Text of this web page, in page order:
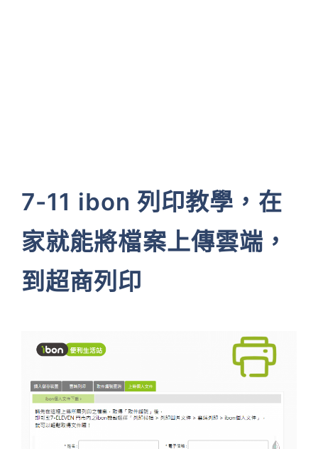
7-11 ibon 列印教學，在
家就能將檔案上傳雲端，
到超商列印